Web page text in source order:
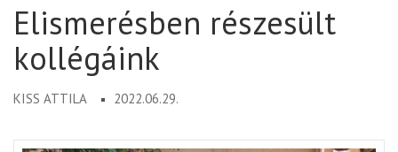
Gimnázium és Kollégium
Elismerésben részesült
kollégáink
KISS ATTILA 2022.06.29.